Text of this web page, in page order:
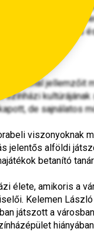
Színház 1957-
Pataki András
vonal jellemzőit
de
jelentős alföldi
betanító
élete, amikoris a
Kelemen
játszott a